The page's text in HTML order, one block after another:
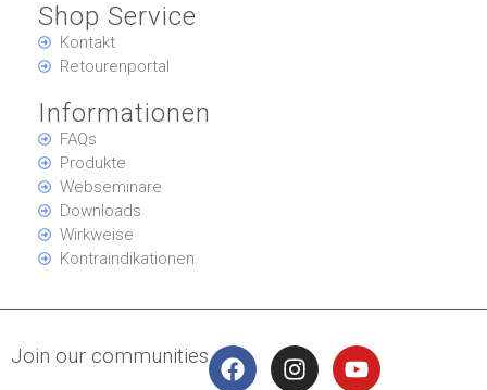
Shop Service
Kontakt
Retourenportal
Informationen
FAQs
Produkte
Webseminare
Downloads
Wirkweise
Kontraindikationen
Join our communities